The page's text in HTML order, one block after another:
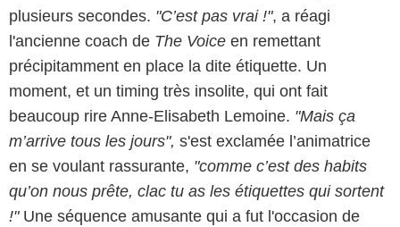
plusieurs secondes. "C’est pas vrai !", a réagi
l'ancienne coach de The Voice en remettant
précipitamment en place la dite étiquette. Un
moment, et un timing très insolite, qui ont fait
beaucoup rire Anne-Elisabeth Lemoine. "Mais ça
m’arrive tous les jours", s'est exclamée l’animatrice
en se voulant rassurante, "comme c’est des habits
qu’on nous prête, clac tu as les étiquettes qui sortent
!" Une séquence amusante qui a fut l'occasion de